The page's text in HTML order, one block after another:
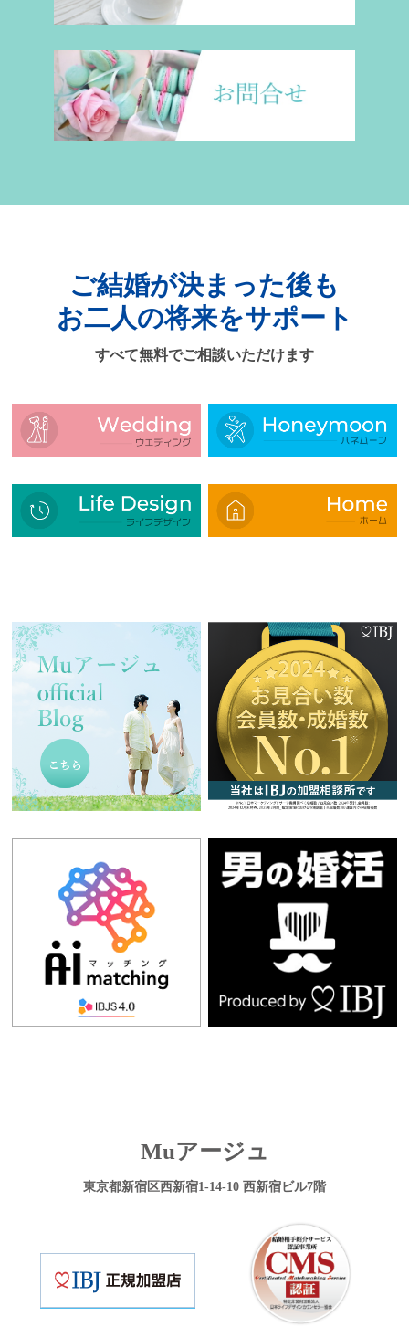
ご結婚が決まった後も
お二人の将来をサポート
すべて無料でご相談いただけます
Muアージュ
東京都新宿区西新宿1-14-10 西新宿ビル7階